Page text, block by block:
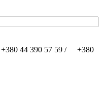
+380 44 390 57 59 /
+380